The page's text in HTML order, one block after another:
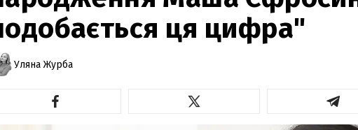
ця цифра"
Уляна Журба